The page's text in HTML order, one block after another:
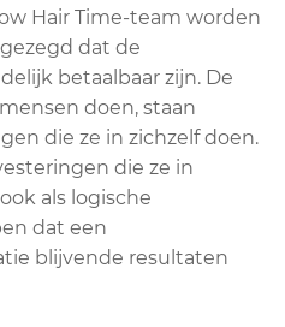
Hair Time-team worden
dat de
betaalbaar zijn. De
doen, staan
die ze in zichzelf doen.
die ze in
als logische
dat een
blijvende resultaten